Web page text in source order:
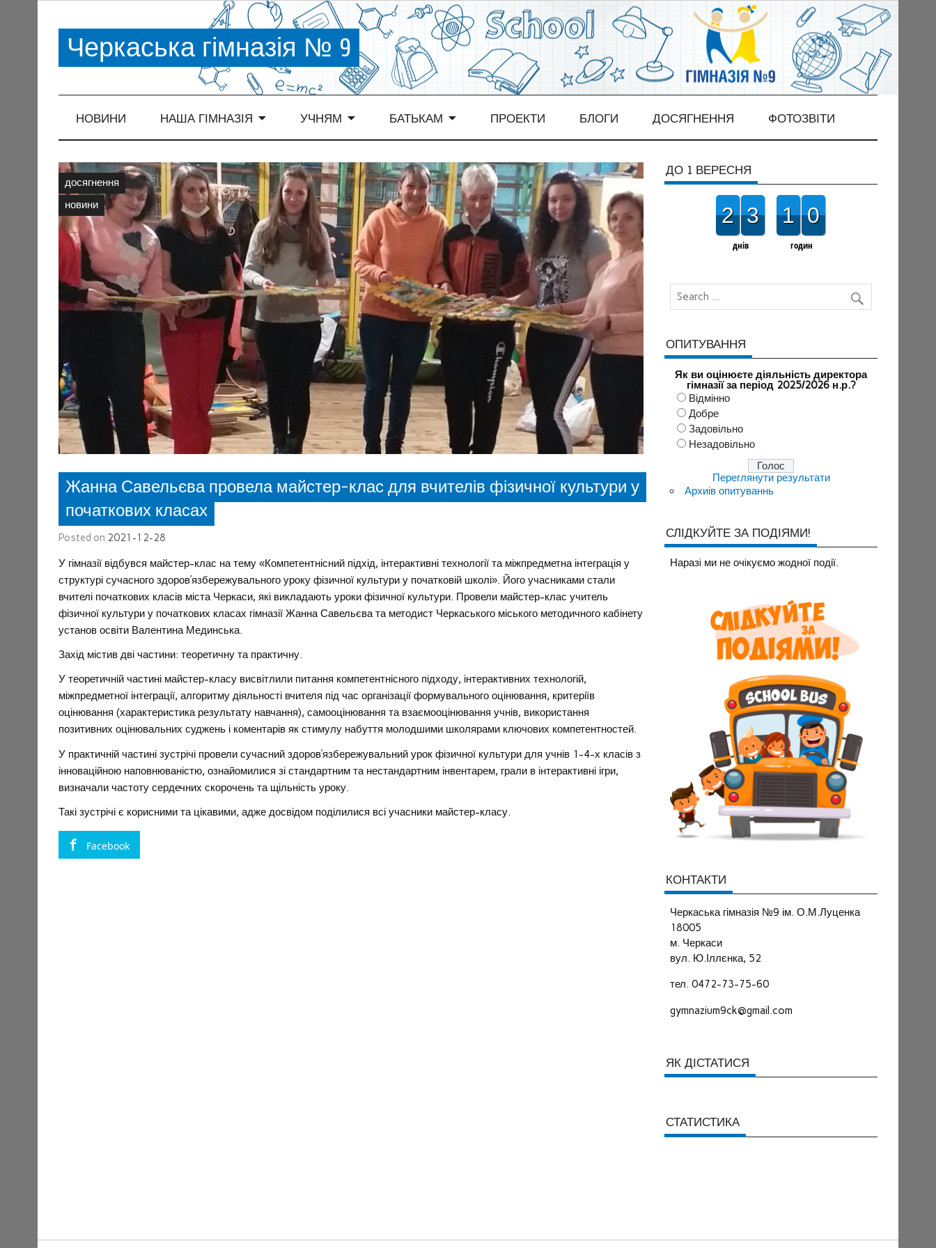
Черкаська гімназія № 9
НОВИНИ НАША ГІМНАЗІЯ УЧНЯМ БАТЬКАМ ПРОЕКТИ БЛОГИ ДОСЯГНЕННЯ ФОТОЗВІТИ
досягнення
новини
Жанна Савельєва провела майстер-клас для вчителів фізичної культури у
початкових класах
Posted on 2021-12-28
У гімназії відбувся майстер-клас на тему «Компетентнісний підхід, інтерактивні технології та міжпредметна інтеграція у
структурі сучасного здоров’язбережувального уроку фізичної культури у початковій школі». Його учасниками стали
вчителі початкових класів міста Черкаси, які викладають уроки фізичної культури. Провели майстер-клас учитель
фізичної культури у початкових класах гімназії Жанна Савельєва та методист Черкаського міського методичного кабінету
установ освіти Валентина Мединська.
Захід містив дві частини: теоретичну та практичну.
У теоретичній частині майстер-класу висвітлили питання компетентнісного підходу, інтерактивних технологій,
міжпредметної інтеграції, алгоритму діяльності вчителя під час організації формувального оцінювання, критеріїв
оцінювання (характеристика результату навчання), самооцінювання та взаємооцінювання учнів, використання
позитивних оцінювальних суджень і коментарів як стимулу набуття молодшими школярами ключових компетентностей.
У практичній частині зустрічі провели сучасний здоров’язбережувальний урок фізичної культури для учнів 1-4-х класів з
інноваційною наповнюваністю, ознайомилися зі стандартним та нестандартним інвентарем, грали в інтерактивні ігри,
визначали частоту сердечних скорочень та щільність уроку.
Такі зустрічі є корисними та цікавими, адже досвідом поділилися всі учасники майстер-класу.
Facebook
ДО 1 ВЕРЕСНЯ
2 3
днів
1 0
годин
ОПИТУВАННЯ
Як ви оцінюєте діяльність директора
гімназії за період 2025/2026 н.р.?
Відмінно
Добре
Задовільно
Незадовільно
Переглянути результати
Архиів опитуваннь
СЛІДКУЙТЕ ЗА ПОДІЯМИ!
Наразi ми не очiкуємо жодної події.
КОНТАКТИ
Черкаська гімназія №9 ім. О.М.Луценка
18005
м. Черкаси
вул. Ю.Іллєнка, 52
тел. 0472-73-75-60
gymnazium9ck@gmail.com
ЯК ДІСТАТИСЯ
СТАТИСТИКА